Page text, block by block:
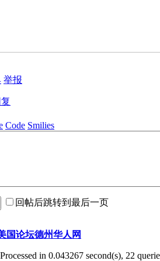
举报
Code Smilies
回帖后跳转到最后一页
国论坛德州华人网
in 0.043267 second(s), 22